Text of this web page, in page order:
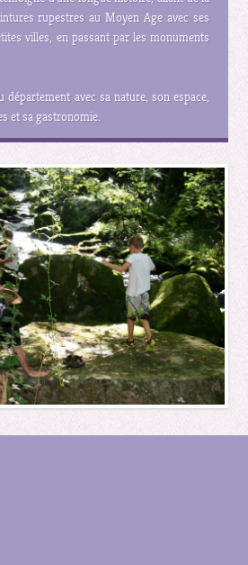
rupestres au Moyen Age avec ses
villes, en passant par les monuments
département avec sa nature, son espace,
et sa gastronomie.